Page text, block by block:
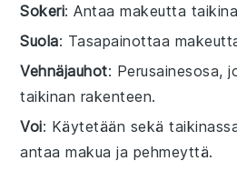
Sokeri: Antaa makeutta
Suola: Tasapainottaa
Vehnäjauhot: Perusainesosa,
taikinan rakenteen.
Voi: Käytetään sekä
antaa makua ja pehmeyttä.